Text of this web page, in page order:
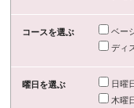
コースを選ぶ ベー
ディ
曜日を選ぶ 日曜
木曜